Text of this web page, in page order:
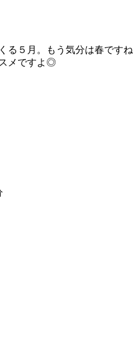
る５月。もう気分は春で
メですよ◎